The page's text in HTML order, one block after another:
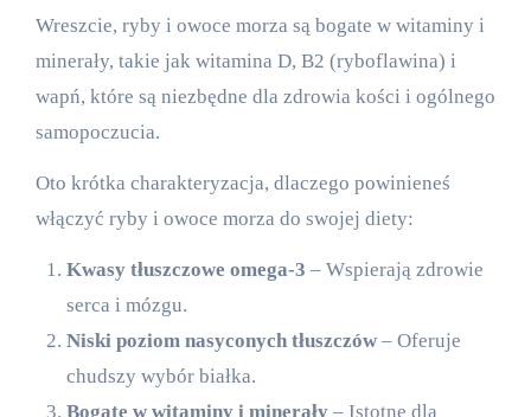
Wreszcie, ryby i owoce morza są bogate w witaminy i
minerały, takie jak witamina D, B2 (ryboflawina) i
wapń, które są niezbędne dla zdrowia kości i ogólnego
samopoczucia.
Oto krótka charakteryzacja, dlaczego powinieneś
włączyć ryby i owoce morza do swojej diety:
Kwasy tłuszczowe omega-3 – Wspierają zdrowie
serca i mózgu.
Niski poziom nasyconych tłuszczów– Oferuje
chudszy wybór białka.
Bogate w witaminy i minerały– Istotne dla